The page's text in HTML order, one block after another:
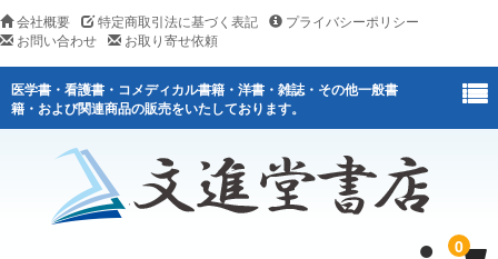
会社概要 特定商取引法に基づく表記
プライバシーポリシー
お問い合わせ
お取り寄せ依頼
医学書・看護書・コメディカル書籍・洋書・雑誌・その他一般書
籍・および関連商品の販売をいたしております。
0